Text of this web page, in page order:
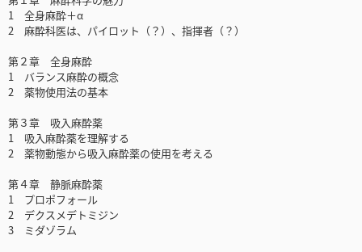
1 全身麻酔＋α
2 麻酔科医は、パイロット（？）、指揮者（？）
第２章 全身麻酔
1 バランス麻酔の概念
2 薬物使用法の基本
第３章 吸入麻酔薬
1 吸入麻酔薬を理解する
2 薬物動態から吸入麻酔薬の使用を考える
第４章 静脈麻酔薬
1 プロポフォール
2 デクスメデトミジン
3 ミダゾラム